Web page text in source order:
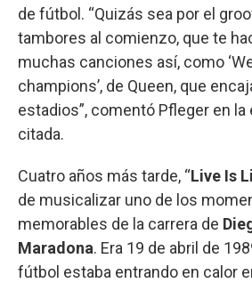
de fútbol. “Quizás sea por el
tambores al comienzo, que te
muchas canciones así, como
champions’, de Queen, que
estadios”, comentó Pfleger en la
citada.
Cuatro años más tarde, “Live Is
de musicalizar uno de los
memorables de la carrera de
Maradona. Era 19 de abril de
fútbol estaba entrando en calor